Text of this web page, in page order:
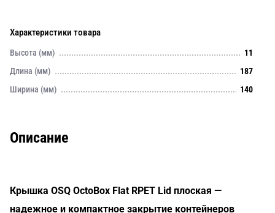
Характеристики товара
Высота (мм)
11
Длина (мм)
187
Ширина (мм)
140
Описание
Крышка OSQ OctoBox Flat RPET Lid плоская —
надежное и компактное закрытие контейнеров